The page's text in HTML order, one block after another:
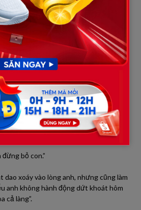
“Anh Nam, anh làm vậy tôi còn mặt
“Mặt mũi của cô không quan trọng
“Thôi, chị đưa con ra trạm y tế.”
an đi cùng để làm chứng. Hàng xóm tự
vạt áo ba thật chặt. Anh Nam cúi
phải ngủ ở chỗ đó nữa. Ba xin lỗi
bỏ con.”
dao xoáy vào lòng anh, nhưng cũng làm
anh không hành động dứt khoát hôm
cả làng”.